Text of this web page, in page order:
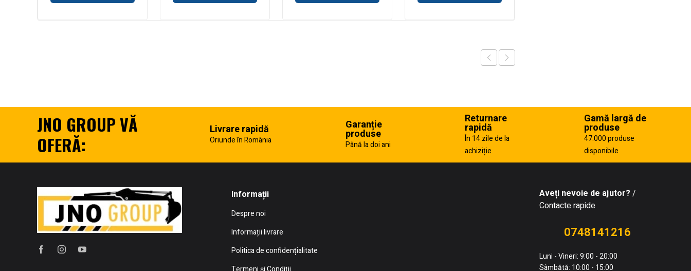
JNO GROUP VĂ
OFERĂ:
Livrare rapidă
Oriunde în România
Garanție
produse
Până la doi ani
Returnare
rapidă
În 14 zile de la
achiziție
Gamă largă de
produse
47.000 produse
disponibile
Informații
Despre noi
Informații livrare
Politica de confidențialitate
Aveți nevoie de ajutor? /
Contacte rapide
0748141216
Luni - Vineri: 9:00 - 20:00
Sâmbătă: 10:00 - 15:00